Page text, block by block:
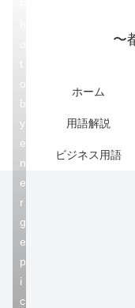
〜
ホーム
用語解説
ビジネス用語
o
b
y
e
n
e
r
g
e
p
i
c